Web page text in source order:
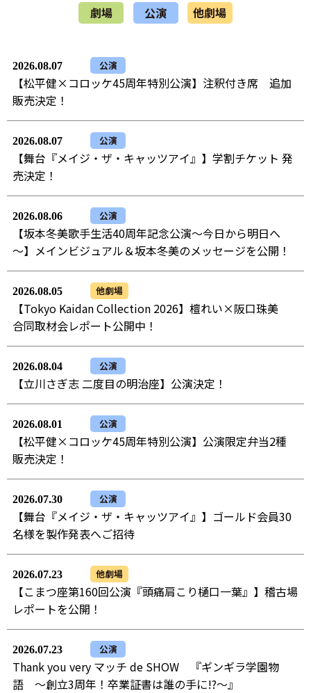
劇場 公演 他劇場
2026.08.07 公演
【松平健×コロッケ45周年特別公演】注釈付き席 追加
販売決定！
2026.08.07 公演
【舞台『メイジ・ザ・キャッツアイ』】学割チケット 発
売決定！
2026.08.06 公演
【坂本冬美歌手生活40周年記念公演～今日から明日へ
～】メインビジュアル＆坂本冬美のメッセージを公開！
2026.08.05 他劇場
【Tokyo Kaidan Collection 2026】檀れい×阪口珠美
合同取材会レポート公開中！
2026.08.04 公演
【立川さぎ志 二度目の明治座】公演決定！
2026.08.01 公演
【松平健×コロッケ45周年特別公演】公演限定弁当2種
販売決定！
2026.07.30 公演
【舞台『メイジ・ザ・キャッツアイ』】ゴールド会員30
名様を製作発表へご招待
2026.07.23 他劇場
【こまつ座第160回公演『頭痛肩こり樋口一葉』】稽古場
レポートを公開！
2026.07.23 公演
Thank you very マッチ de SHOW 『ギンギラ学園物
語 ～創立3周年！卒業証書は誰の手に!?～』